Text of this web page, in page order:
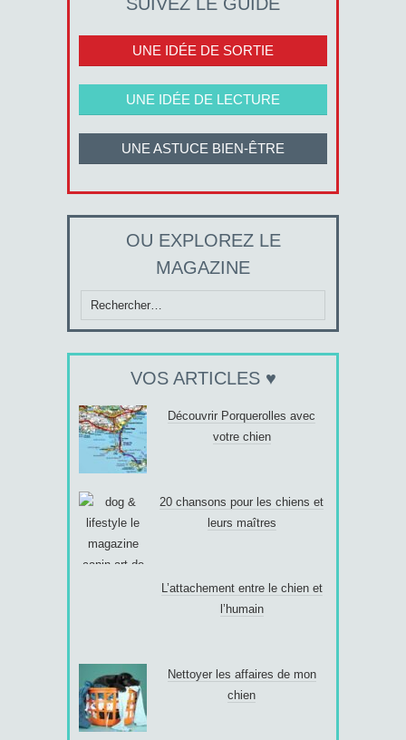
UNE IDÉE DE SORTIE
UNE IDÉE DE LECTURE
UNE ASTUCE BIEN-ÊTRE
OU EXPLOREZ LE
MAGAZINE
Rechercher :
VOS ARTICLES ♥
Découvrir Porquerolles avec
votre chien
20 chansons pour les chiens et
leurs maîtres
L’attachement entre le chien et
l’humain
Nettoyer les affaires de mon
chien